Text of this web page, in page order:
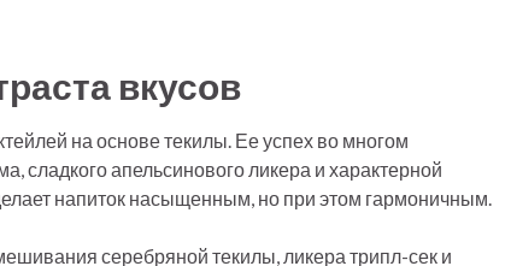
вкусов
на основе текилы. Ее успех во многом
сладкого апельсинового ликера и характерной
напиток насыщенным, но при этом гармоничным.
серебряной текилы, ликера трипл-сек и